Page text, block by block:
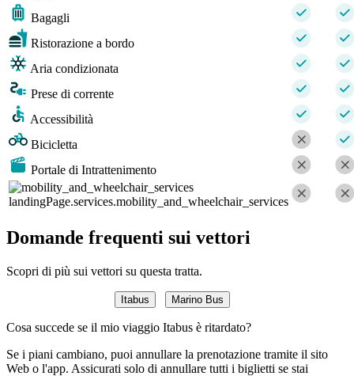
Bagagli
Ristorazione a bordo
Aria condizionata
Prese di corrente
Accessibilità
Bicicletta
Portale di Intrattenimento
landingPage.services.mobility_and_wheelchair_services
Domande frequenti sui vettori
Scopri di più sui vettori su questa tratta.
Itabus Marino Bus
Cosa succede se il mio viaggio Itabus è ritardato?
Se i piani cambiano, puoi annullare la prenotazione tramite il sito
Web o l'app. Assicurati solo di annullare tutti i biglietti se stai